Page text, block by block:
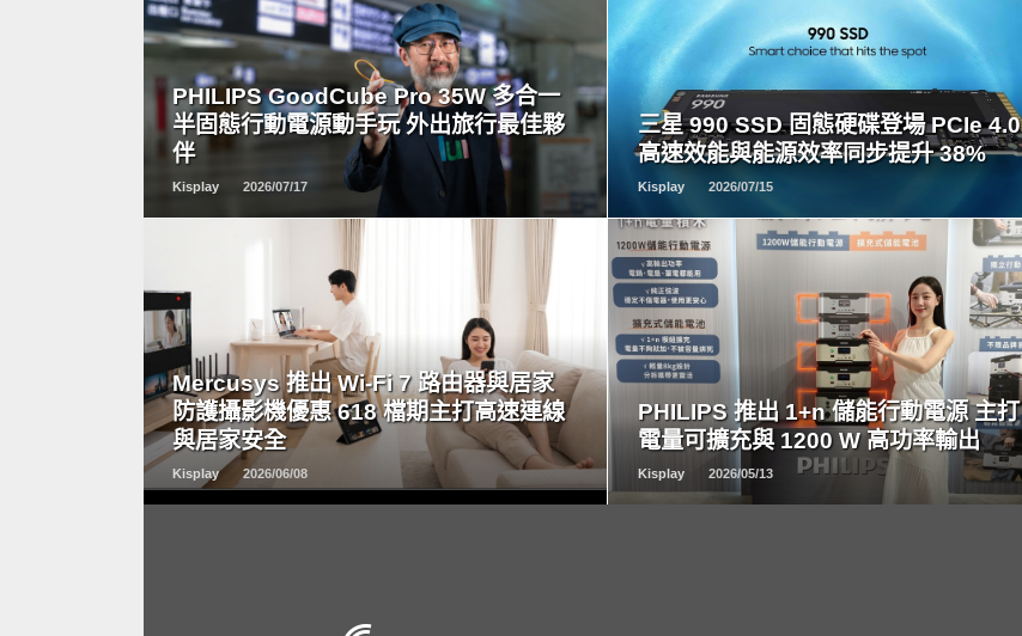
PHILIPS GoodCube Pro 35W 多合一
半固態行動電源動手玩 外出旅行最佳夥
伴
Kisplay 2026/07/17
READ
MORE
三星 990 SSD 固態硬碟登場 PCIe 4.0
高速效能與能源效率同步提升 38%
Kisplay 2026/07/15
READ
MORE
Mercusys 推出 Wi-Fi 7 路由器與居家
防護攝影機優惠 618 檔期主打高速連線
與居家安全
Kisplay 2026/06/08
READ
MORE
PHILIPS 推出 1+n 儲能行動電源 主打
電量可擴充與 1200 W 高功率輸出
Kisplay 2026/05/13
READ
MORE